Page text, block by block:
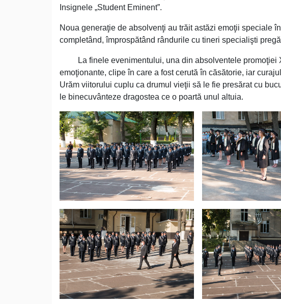
Insignele „Student Eminent”.
Noua generaţie de absolvenţi au trăit astăzi emoţii speciale
completând, împrospătând rândurile cu tineri specialişti
La finele evenimentului, una din absolventele promoţiei
emoţionante, clipe în care a fost cerută în căsătorie, iar
Urăm viitorului cuplu ca drumul vieţii să le fie presărat cu
le binecuvânteze dragostea ce o poartă unul altuia.